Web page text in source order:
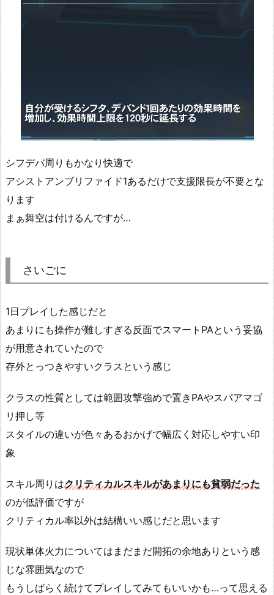
シフデバ周りもかなり快適で
アシストアンブリファイド1あるだけで支援限長が不要とな
ります
まぁ舞空は付けるんですが…
さいごに
1日プレイした感じだと
あまりにも操作が難しすぎる反面でスマートPAという妥協
が用意されていたので
存外とっつきやすいクラスという感じ
クラスの性質としては範囲攻撃強めで置きPAやスパアマゴ
リ押し等
スタイルの違いが色々あるおかげで幅広く対応しやすい印
象
スキル周りはクリティカルスキルがあまりにも貧弱だった
のが低評価ですが
クリティカル率以外は結構いい感じだと思います
現状単体火力についてはまだまだ開拓の余地ありという感
じな雰囲気なので
もうしばらく続けてプレイしてみてもいいかも…って思える